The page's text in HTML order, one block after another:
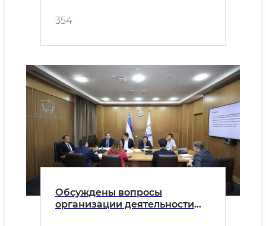
354
Обсуждены вопросы
организации деятельности